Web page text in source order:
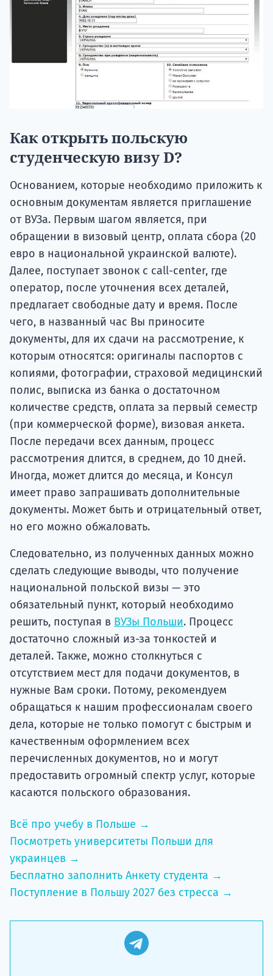
Как открыть польскую
студенческую визу D?
Основанием, которые необходимо приложить к
основным документам является приглашение
от ВУЗа. Первым шагом является, при
обращении в визовый центр, оплата сбора (20
евро в национальной украинской валюте).
Далее, поступает звонок с call-center, где
оператор, после уточнения всех деталей,
предлагает свободные дату и время. После
чего, в названный час Вы приносите
документы, для их сдачи на рассмотрение, к
которым относятся: оригиналы паспортов с
копиями, фотографии, страховой медицинский
полис, выписка из банка о достаточном
количестве средств, оплата за первый семестр
(при коммерческой форме), визовая анкета.
После передачи всех данным, процесс
рассмотрения длится, в среднем, до 10 дней.
Иногда, может длится до месяца, и Консул
имеет право запрашивать дополнительные
документы. Может быть и отрицательный ответ,
но его можно обжаловать.
Следовательно, из полученных данных можно
сделать следующие выводы, что получение
национальной польской визы — это
обязательный пункт, который необходимо
решить, поступая в ВУЗы Польши. Процесс
достаточно сложный из-за тонкостей и
деталей. Также, можно столкнуться с
отсутствием мест для подачи документов, в
нужные Вам сроки. Потому, рекомендуем
обращаться к нашим профессионалам своего
дела, которые не только помогут с быстрым и
качественным оформлением всех
перечисленных документов, но и могут
предоставить огромный спектр услуг, которые
касаются польского образования.
Всё про учебу в Польше →
Посмотреть университеты Польши для
украинцев →
Бесплатно заполнить Анкету студента →
Поступление в Польшу 2027 без стресса →